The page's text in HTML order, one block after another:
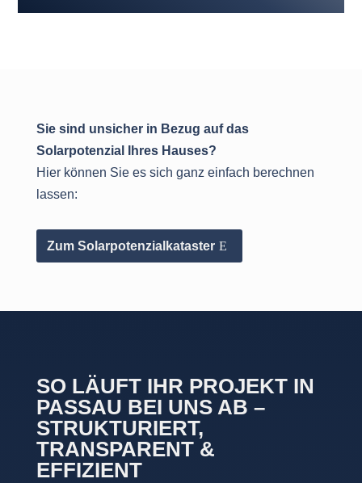
Sie sind unsicher in Bezug auf das
Solarpotenzial Ihres Hauses?
Hier können Sie es sich ganz einfach berechnen
lassen:
Zum Solarpotenzialkataster
SO LÄUFT IHR PROJEKT IN
PASSAU BEI UNS AB –
STRUKTURIERT,
TRANSPARENT &
EFFIZIENT